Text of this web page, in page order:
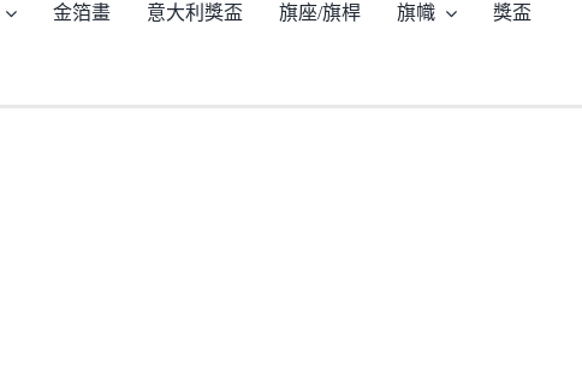
金箔畫 意大利獎盃 旗座/旗桿 旗幟 獎盃